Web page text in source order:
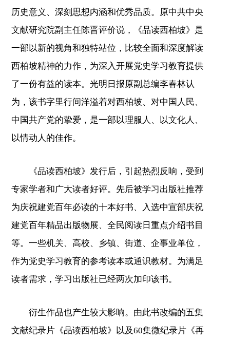
历史意义、深刻思想内涵和优秀品质。原中共中央
文献研究院副主任陈晋评价说，《品读西柏坡》是
一部以新的视角和独特站位，比较全面和深度解读
西柏坡精神的力作，为深入开展党史学习教育提供
了一份有益的读本。光明日报原副总编李春林认
为，该书字里行间洋溢着对西柏坡、对中国人民、
中国共产党的挚爱，是一部以理服人、以文化人、
以情动人的佳作。
《品读西柏坡》发行后，引起热烈反响，受到
专家学者和广大读者好评。先后被学习出版社推荐
为庆祝建党百年必读的十本好书、入选中宣部庆祝
建党百年精品出版物展、全民阅读日重点介绍书目
等。一些机关、高校、乡镇、街道、企事业单位，
作为党史学习教育的参考读本或通识教材。为满足
读者需求，学习出版社已经两次加印该书。
衍生作品也产生较大影响。由此书改编的五集
文献纪录片《品读西柏坡》以及60集微纪录片《再